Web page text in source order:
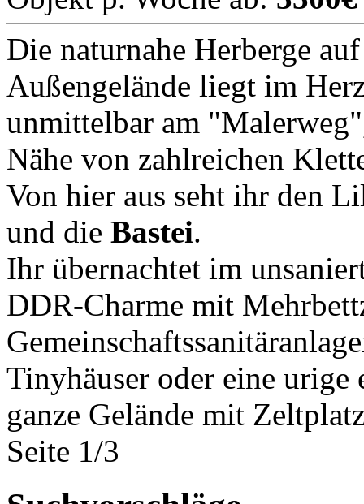
Die naturnahe Herberge
Außengelände liegt im
unmittelbar am
Nähe von zahlreichen
Von hier aus seht ihr den
und die Bastei.
Ihr übernachtet im
DDR-Charme mit
Tinyhäuser oder eine urige
ganze Gelände mit
Seite 1/3